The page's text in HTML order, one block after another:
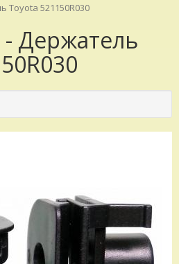
Toyota 521150R030
- Держатель